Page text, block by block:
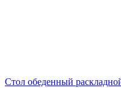
Стол обеденный